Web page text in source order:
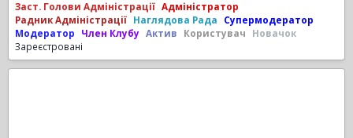
Заст. Голови Адміністрації Адміністратор
Радник Адміністрації Наглядова Рада
Супермодератор
Модератор
Член Клубу Актив Користувач
Новачок
Зареєстровані